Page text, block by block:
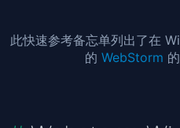
此快速参考备忘单列出了在
的 WebStorm